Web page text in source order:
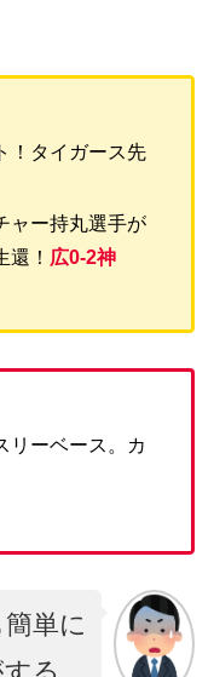
！タイガース先
ャー持丸選手が
！ 広0-2神
リーベース。カ
単に